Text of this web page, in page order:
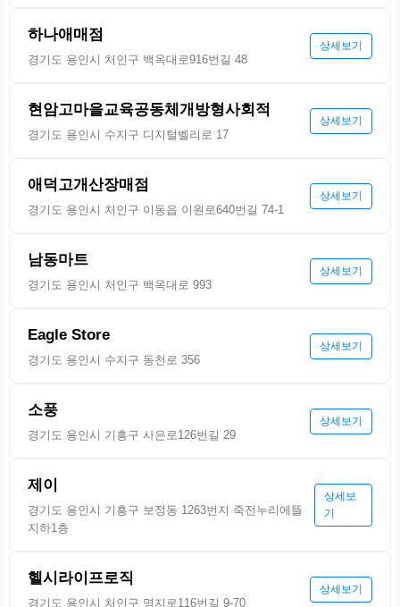
하나애매점
경기도 용인시 처인구 백옥대로916번길 48
상세보기
현암고마을교육공동체개방형사회적
경기도 용인시 수지구 디지털벨리로 17
상세보기
애덕고개산장매점
경기도 용인시 처인구 이동읍 이원로640번길 74-1
상세보기
남동마트
경기도 용인시 처인구 백옥대로 993
상세보기
Eagle Store
경기도 용인시 수지구 동천로 356
상세보기
소풍
경기도 용인시 기흥구 사은로126번길 29
상세보기
제이
경기도 용인시 기흥구 보정동 1263번지 죽전누리에뜰
지하1층
상세보
기
헬시라이프로직
경기도 용인시 처인구 명지로116번길 9-70
상세보기